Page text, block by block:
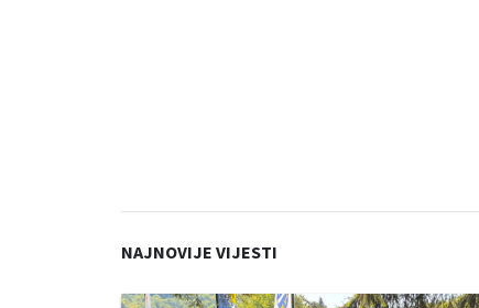
NAJNOVIJE VIJESTI